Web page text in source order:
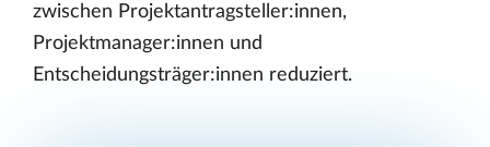
zwischen Projektantragsteller:innen,
Projektmanager:innen und
Entscheidungsträger:innen reduziert.